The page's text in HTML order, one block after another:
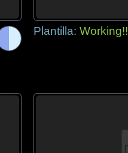
Plantilla: Working!!